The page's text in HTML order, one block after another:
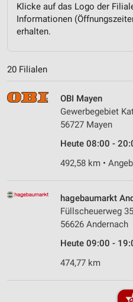
Klicke auf das Logo der
Informationen
erhalten.
20 Filialen
OBI Mayen
Gewerbegebiet
56727 Mayen
Heute 08:00 -
492,58 km •
hagebaumarkt
Füllscheuerweg 35
56626 Andernach
Heute 09:00 -
474,77 km